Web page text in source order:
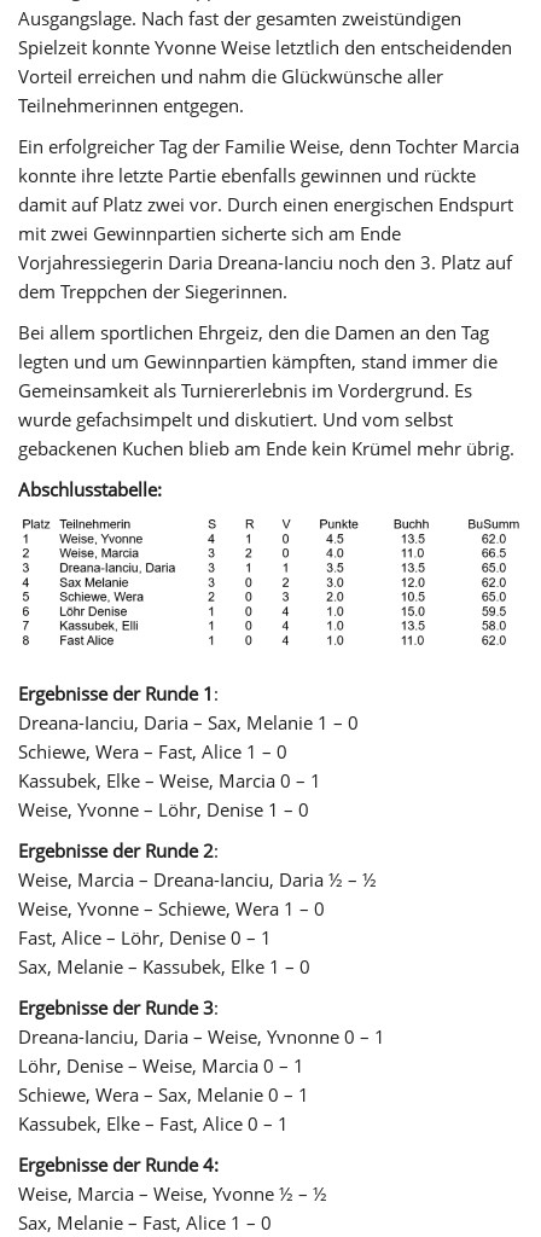
Ausgangslage. Nach fast der gesamten zweistündigen
Spielzeit konnte Yvonne Weise letztlich den entscheidenden
Vorteil erreichen und nahm die Glückwünsche aller
Teilnehmerinnen entgegen.
Ein erfolgreicher Tag der Familie Weise, denn Tochter Marcia
konnte ihre letzte Partie ebenfalls gewinnen und rückte
damit auf Platz zwei vor. Durch einen energischen Endspurt
mit zwei Gewinnpartien sicherte sich am Ende
Vorjahressiegerin Daria Dreana-Ianciu noch den 3. Platz auf
dem Treppchen der Siegerinnen.
Bei allem sportlichen Ehrgeiz, den die Damen an den Tag
legten und um Gewinnpartien kämpften, stand immer die
Gemeinsamkeit als Turniererlebnis im Vordergrund. Es
wurde gefachsimpelt und diskutiert. Und vom selbst
gebackenen Kuchen blieb am Ende kein Krümel mehr übrig.
Abschlusstabelle:
Ergebnisse der Runde 1 :
Dreana-Ianciu, Daria – Sax, Melanie 1 – 0
Schiewe, Wera – Fast, Alice 1 – 0
Kassubek, Elke – Weise, Marcia 0 – 1
Weise, Yvonne – Löhr, Denise 1 – 0
Ergebnisse der Runde 2:
Weise, Marcia – Dreana-Ianciu, Daria ½ – ½
Weise, Yvonne – Schiewe, Wera 1 – 0
Fast, Alice – Löhr, Denise 0 – 1
Sax, Melanie – Kassubek, Elke 1 – 0
Ergebnisse der Runde 3:
Dreana-Ianciu, Daria – Weise, Yvnonne 0 – 1
Löhr, Denise – Weise, Marcia 0 – 1
Schiewe, Wera – Sax, Melanie 0 – 1
Kassubek, Elke – Fast, Alice 0 – 1
Ergebnisse der Runde 4:
Weise, Marcia – Weise, Yvonne ½ – ½
Sax, Melanie – Fast, Alice 1 – 0